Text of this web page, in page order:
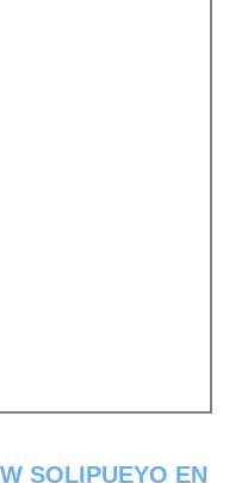
SOLIPUEYO EN